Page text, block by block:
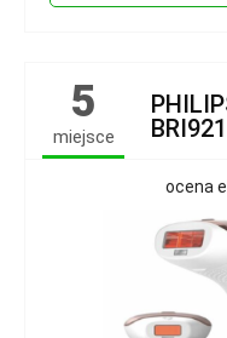
5
miejsce
BRI921
ocena